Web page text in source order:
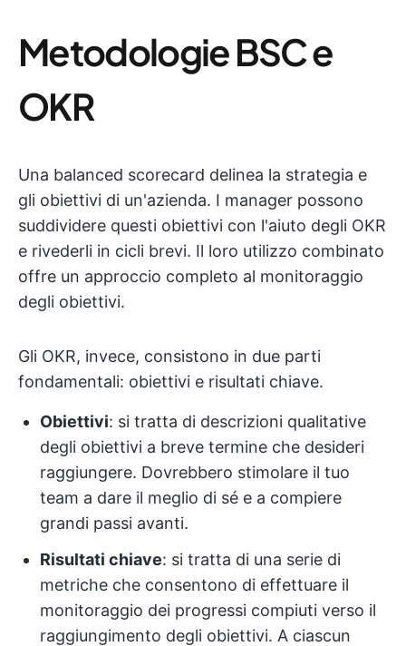
Metodologie BSC e
OKR
Una balanced scorecard delinea la strategia e
gli obiettivi di un'azienda. I manager possono
suddividere questi obiettivi con l'aiuto degli OKR
e rivederli in cicli brevi. Il loro utilizzo combinato
offre un approccio completo al monitoraggio
degli obiettivi.
Gli OKR, invece, consistono in due parti
fondamentali: obiettivi e risultati chiave.
Obiettivi: si tratta di descrizioni qualitative
degli obiettivi a breve termine che desideri
raggiungere. Dovrebbero stimolare il tuo
team a dare il meglio di sé e a compiere
grandi passi avanti.
Risultati chiave: si tratta di una serie di
metriche che consentono di effettuare il
monitoraggio dei progressi compiuti verso il
raggiungimento degli obiettivi. A ciascun